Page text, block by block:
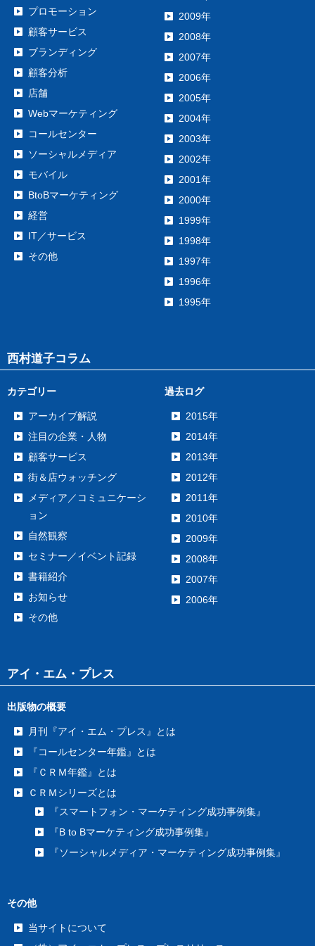
プロモーション
顧客サービス
ブランディング
顧客分析
店舗
Webマーケティング
コールセンター
ソーシャルメディア
モバイル
BtoBマーケティング
経営
IT／サービス
その他
2009年
2008年
2007年
2006年
2005年
2004年
2003年
2002年
2001年
2000年
1999年
1998年
1997年
1996年
1995年
西村道子コラム
カテゴリー
アーカイブ解説
注目の企業・人物
顧客サービス
街＆店ウォッチング
メディア／コミュニケーシ
ョン
自然観察
セミナー／イベント記録
書籍紹介
お知らせ
その他
過去ログ
2015年
2014年
2013年
2012年
2011年
2010年
2009年
2008年
2007年
2006年
アイ・エム・プレス
出版物の概要
月刊『アイ・エム・プレス』とは
『コールセンター年鑑』とは
『ＣＲＭ年鑑』とは
ＣＲＭシリーズとは
『スマートフォン・マーケティング成功事例集』
『B to Bマーケティング成功事例集』
『ソーシャルメディア・マーケティング成功事例集』
その他
当サイトについて